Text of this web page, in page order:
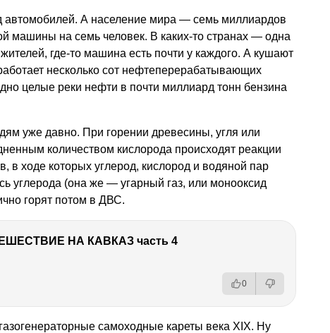
автомобилей. А население мира — семь миллиардов
машины на семь человек. В каких-то странах — одна
где-то машина есть почти у каждого. А кушают
несколько сот нефтеперерабатывающих
целые реки нефти в почти миллиард тонн бензина
уже давно. При горении древесины, угля или
количеством кислорода происходят реакции
в ходе которых углерод, кислород и водяной пар
углерода (она же — угарный газ, или монооксид
горят потом в ДВС.
НА КАВКАЗ часть 4
0
самоходные кареты века XIX. Ну